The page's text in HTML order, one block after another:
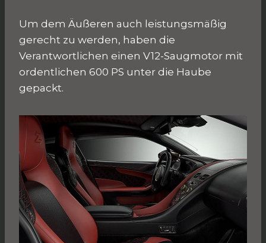
Um dem Äußeren auch leistungsmäßig
gerecht zu werden, haben die
Verantwortlichen einen V12-Saugmotor mit
ordentlichen 600 PS unter die Haube
gepackt.